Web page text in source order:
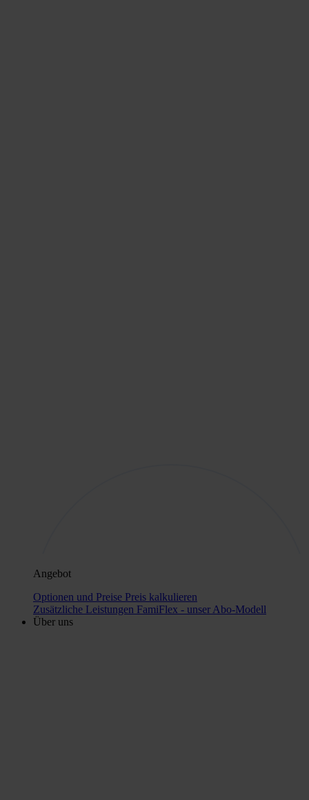
Angebot
Optionen und Preise Preis kalkulieren
Zusätzliche Leistungen FamiFlex - unser Abo-Modell
Über uns